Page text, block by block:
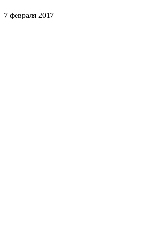
7 февраля 2017